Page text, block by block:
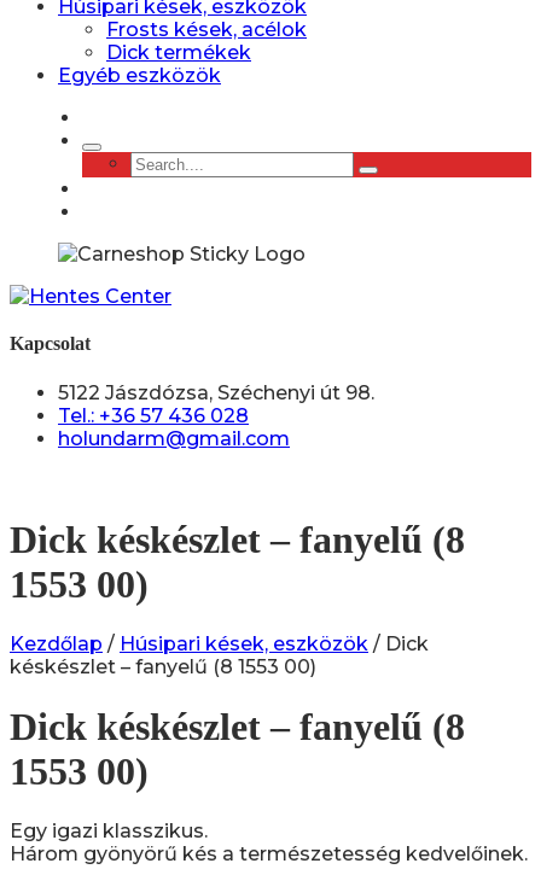
Húsipari kések, eszközök
Frosts kések, acélok
Dick termékek
Egyéb eszközök
Kapcsolat
5122 Jászdózsa, Széchenyi út 98.
Tel.: +36 57 436 028
holundarm@gmail.com
Dick késkészlet – fanyelű (8
1553 00)
Kezdőlap / Húsipari kések, eszközök / Dick
késkészlet – fanyelű (8 1553 00)
Dick késkészlet – fanyelű (8
1553 00)
Egy igazi klasszikus.
Három gyönyörű kés a természetesség kedvelőinek.